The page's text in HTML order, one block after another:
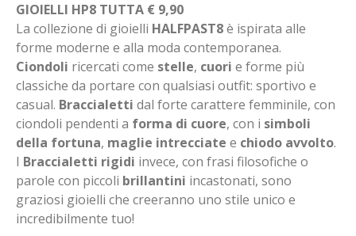
GIOIELLI HP8 TUTTA € 9,90
La collezione di gioielli HALFPAST8è ispirata alle
forme moderne e alla moda contemporanea.
Ciondoli ricercati come stelle, cuori e forme più
classiche da portare con qualsiasi outfit: sportivo e
casual. Braccialetti dal forte carattere femminile, con
ciondoli pendenti a forma di cuore, con i simboli
della fortuna, maglie intrecciate e chiodo avvolto.
I Braccialetti rigidi invece, con frasi filosofiche o
parole con piccoli brillantini incastonati, sono
graziosi gioielli che creeranno uno stile unico e
incredibilmente tuo!